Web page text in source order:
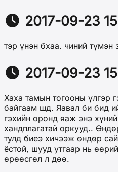
2017-09-23
тэр үнэн бхаа. чиний түмэн
2017-09-23
Хаха тамын тогооны үлгэр
байгаам шд. Яавал би бид
гэхийн оронд яаж энэ
хандплагатай оркууд..
тулд биеэ хичээж өндөр
ёстой, шууд утгаар нь
өрөөсгөл л дөө.